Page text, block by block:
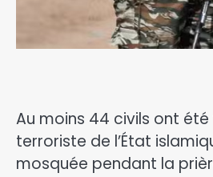
Au moins 44 civils ont
terroriste de l’État
mosquée pendant la